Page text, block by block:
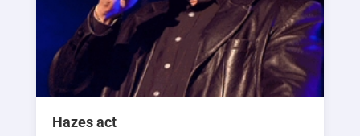
Hazes act